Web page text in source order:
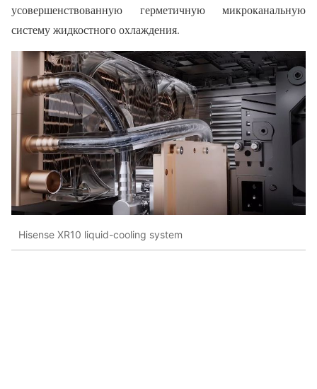
усовершенствованную герметичную микроканальную
систему жидкостного охлаждения.
Hisense XR10 liquid-cooling system